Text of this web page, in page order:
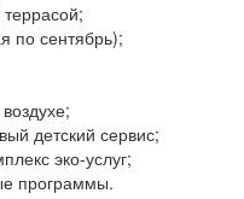
по сентябрь);
детский сервис;
эко-услуг;
программы.